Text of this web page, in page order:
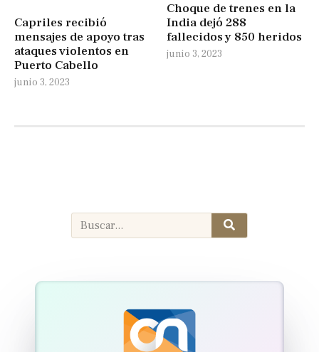
Capriles recibió
mensajes de apoyo tras
ataques violentos en
Puerto Cabello
junio 3, 2023
Choque de trenes en la
India dejó 288
fallecidos y 850 heridos
junio 3, 2023